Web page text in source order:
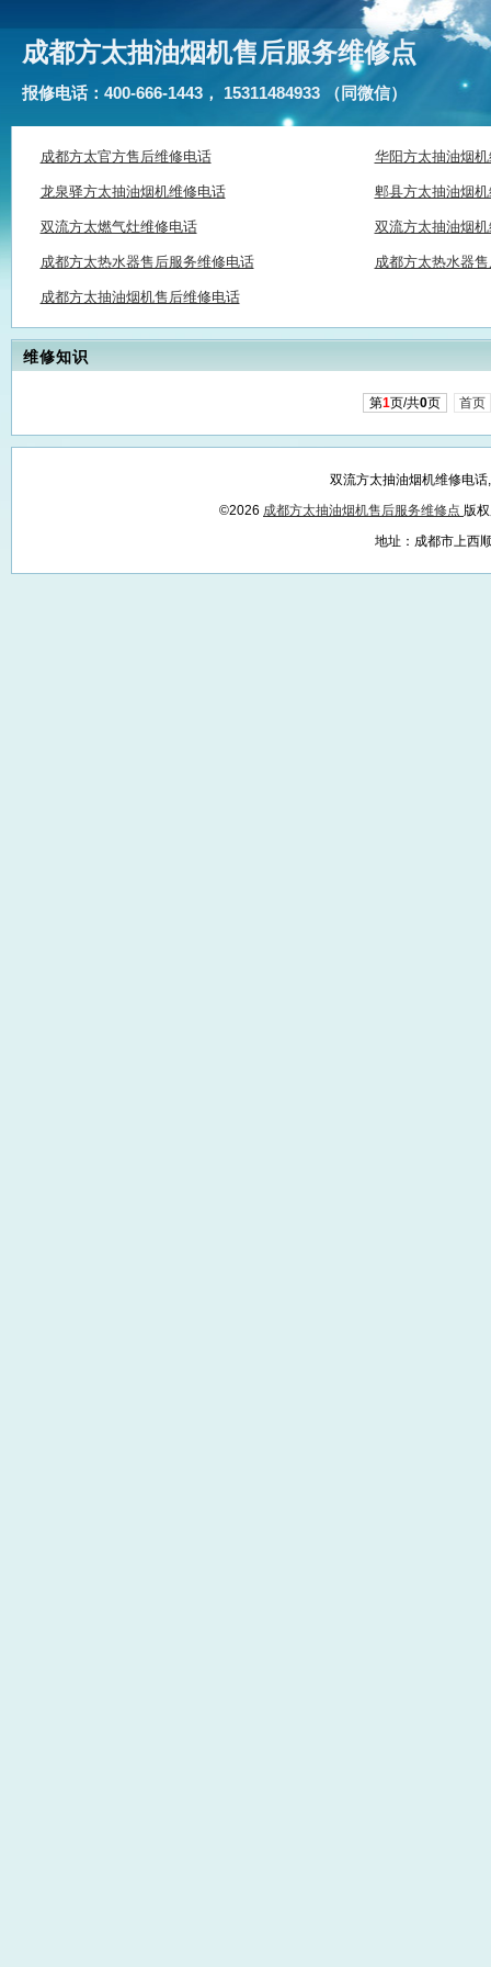
成都方太抽油烟机售后服务维修点
报修电话：400-666-1443， 15311484933 （同微信）
成都方太官方售后维修电话 华阳方太抽油烟
龙泉驿方太抽油烟机维修电话 郫县方太抽油烟
双流方太燃气灶维修电话 双流方太抽油烟
成都方太热水器售后服务维修电话 成都方太热水器
成都方太抽油烟机售后维修电话
维修知识
第1页/共0页 首页
双流方太抽油烟机维修电
©2026 成都方太抽油烟机售后服务维修点 版
地址：成都市上西